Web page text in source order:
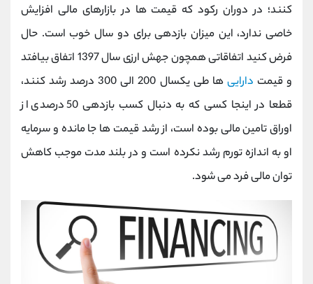
کنند؛ در دوران رکود که قیمت ها در بازارهای مالی افزایش
خاصی ندارد، این میزان بازدهی برای دو سال خوب است. حال
فرض کنید اتفاقاتی همچون جهش ارزی سال 1397 اتفاق بیافتد
و قیمت دارایی
ها طی یکسال 200 الی 300 درصد رشد کنند،
قطعا در اینجا کسی که به دنبال کسب بازدهی 50 درصدی از
اوراق تامین مالی بوده است، از رشد قیمت ها جا مانده و سرمایه
او به اندازه تورم رشد نکرده است و در بلند مدت موجب کاهش
توان مالی فرد می شود.